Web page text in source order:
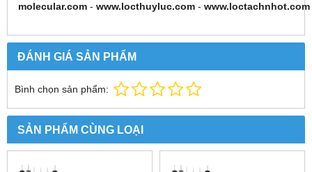
molecular.com - www.locthuyluc.com - www.loctachnhot.com
ĐÁNH GIÁ SẢN PHẨM
Bình chọn sản phẩm:
SẢN PHẨM CÙNG LOẠI